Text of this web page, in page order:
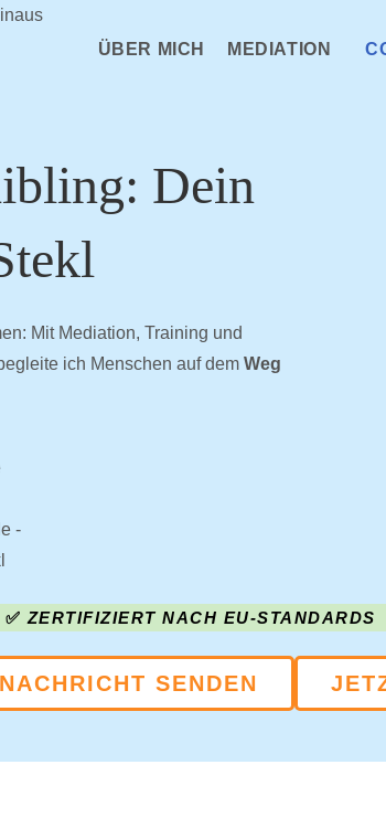
ÜBER MICH MEDIATION
Dein
Mit Mediation, Training und
ich Menschen auf dem Weg
✅ ZERTIFIZIERT NACH EU-STANDARDS
NACHRICHT SENDEN